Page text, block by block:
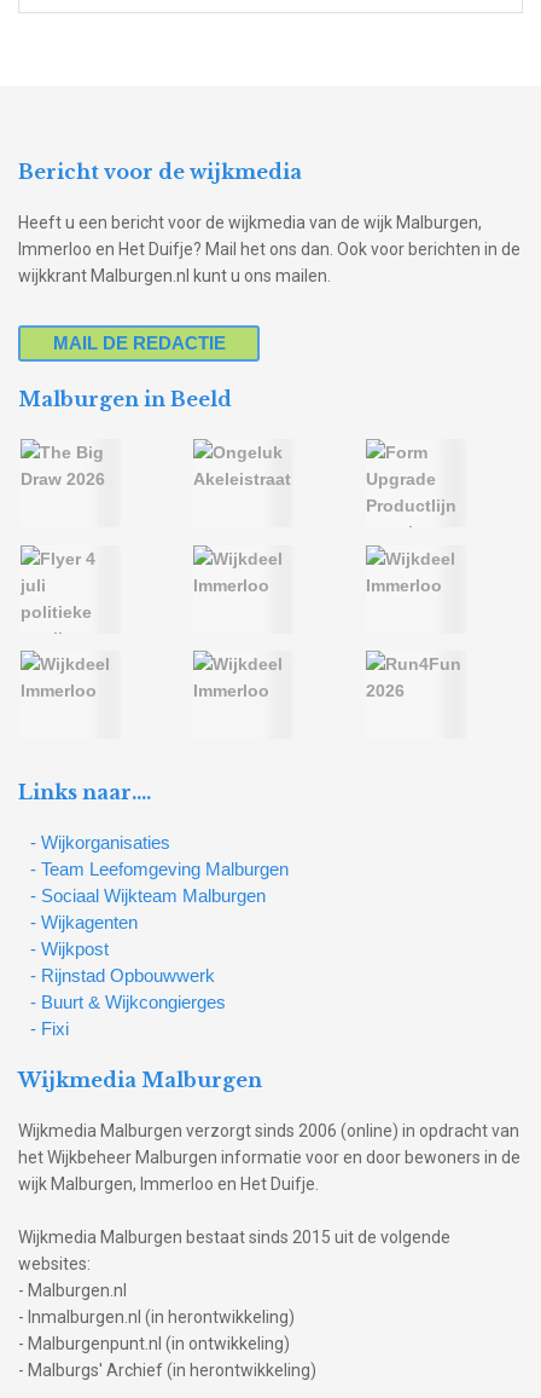
Bericht voor de wijkmedia
Heeft u een bericht voor de wijkmedia van de wijk Malburgen,
Immerloo en Het Duifje? Mail het ons dan. Ook voor berichten in de
wijkkrant Malburgen.nl kunt u ons mailen.
MAIL DE REDACTIE
Malburgen in Beeld
Links naar….
- Wijkorganisaties
- Team Leefomgeving Malburgen
- Sociaal Wijkteam Malburgen
- Wijkagenten
- Wijkpost
- Rijnstad Opbouwwerk
- Buurt & Wijkcongierges
- Fixi
Wijkmedia Malburgen
Wijkmedia Malburgen verzorgt sinds 2006 (online) in opdracht van
het Wijkbeheer Malburgen informatie voor en door bewoners in de
wijk Malburgen, Immerloo en Het Duifje.
Wijkmedia Malburgen bestaat sinds 2015 uit de volgende
websites:
- Malburgen.nl
- Inmalburgen.nl (in herontwikkeling)
- Malburgenpunt.nl (in ontwikkeling)
- Malburgs' Archief (in herontwikkeling)